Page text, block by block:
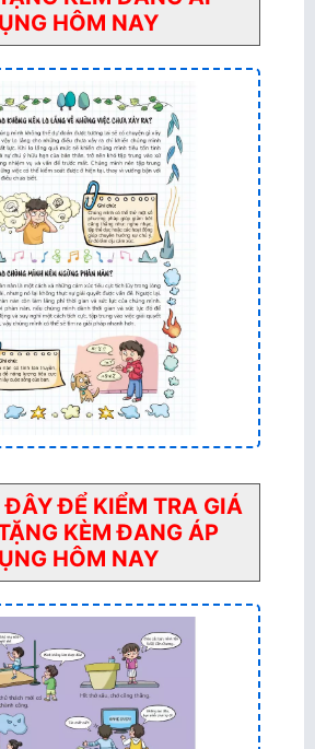
HÔM NAY
ĐÂY ĐỂ KIỂM TRA GIÁ
KÈM ĐANG ÁP
HÔM NAY